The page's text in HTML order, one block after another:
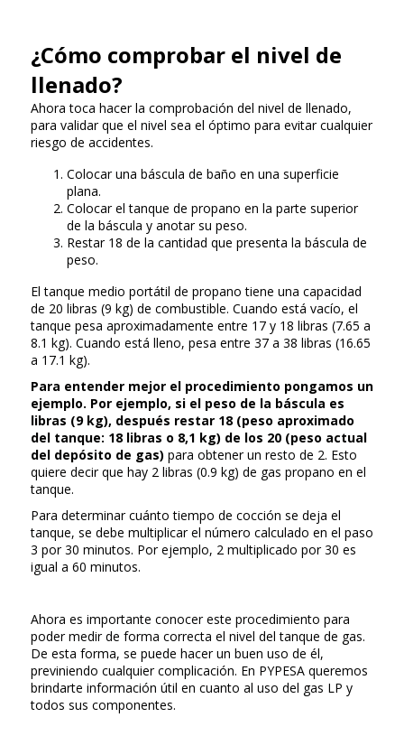
¿Cómo comprobar el nivel de
llenado?
Ahora toca hacer la comprobación del nivel de llenado,
para validar que el nivel sea el óptimo para evitar cualquier
riesgo de accidentes.
Colocar una báscula de baño en una superficie
plana.
Colocar el tanque de propano en la parte superior
de la báscula y anotar su peso.
Restar 18 de la cantidad que presenta la báscula de
peso.
El tanque medio portátil de propano tiene una capacidad
de 20 libras (9 kg) de combustible. Cuando está vacío, el
tanque pesa aproximadamente entre 17 y 18 libras (7.65 a
8.1 kg). Cuando está lleno, pesa entre 37 a 38 libras (16.65
a 17.1 kg).
Para entender mejor el procedimiento pongamos un
ejemplo. Por ejemplo, si el peso de la báscula es
libras (9 kg), después restar 18 (peso aproximado
del tanque: 18 libras o 8,1 kg) de los 20 (peso actual
del depósito de gas) para obtener un resto de 2. Esto
quiere decir que hay 2 libras (0.9 kg) de gas propano en el
tanque.
Para determinar cuánto tiempo de cocción se deja el
tanque, se debe multiplicar el número calculado en el paso
3 por 30 minutos. Por ejemplo, 2 multiplicado por 30 es
igual a 60 minutos.
Ahora es importante conocer este procedimiento para
poder medir de forma correcta el nivel del tanque de gas.
De esta forma, se puede hacer un buen uso de él,
previniendo cualquier complicación. En PYPESA queremos
brindarte información útil en cuanto al uso del gas LP y
todos sus componentes.